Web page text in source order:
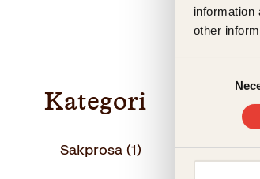
information
other
Kategori
Sakprosa (1)